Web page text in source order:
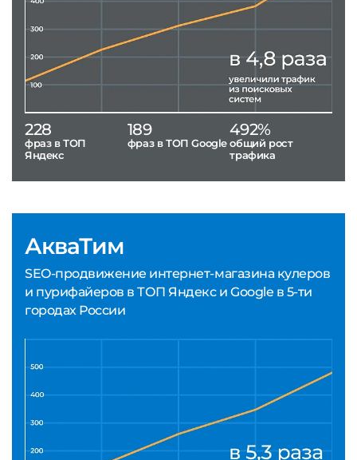
АкваТим
SEO-продвижение интернет-магазина кулеров
и пурифайеров в ТОП Яндекс и Google в 5-ти
городах России
228
фраз в ТОП
Яндекс
189
фраз в ТОП Google
492%
общий рост
трафика